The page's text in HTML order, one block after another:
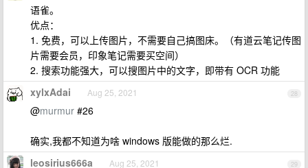
语雀。
优点：
1. 免费，可以上传图片，不需要自己搞图床。（有道云笔记传图
片需要会员，印象笔记需要买空间）
2. 搜索功能强大，可以搜图片中的文字，即带有 OCR 功能
28
xylxAdai Aug 25, 2021
@murmur #26
确实,我都不知道为啥 windows 版能做的那么烂.
29
leosirius666a Aug 25, 2021